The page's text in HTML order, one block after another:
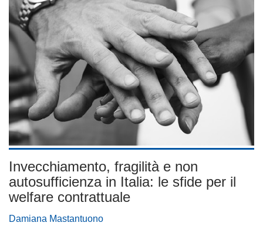
Invecchiamento, fragilità e non
autosufficienza in Italia: le sfide per il
welfare contrattuale
Damiana Mastantuono